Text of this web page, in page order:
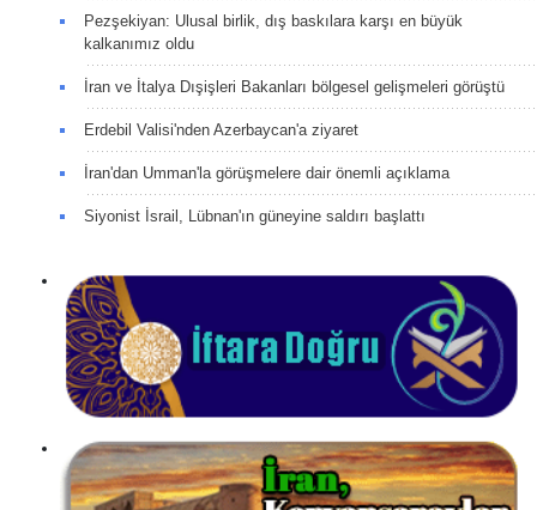
Pezşekiyan: Ulusal birlik, dış baskılara karşı en büyük
kalkanımız oldu
İran ve İtalya Dışişleri Bakanları bölgesel gelişmeleri görüştü
Erdebil Valisi'nden Azerbaycan'a ziyaret
İran'dan Umman'la görüşmelere dair önemli açıklama
Siyonist İsrail, Lübnan'ın güneyine saldırı başlattı